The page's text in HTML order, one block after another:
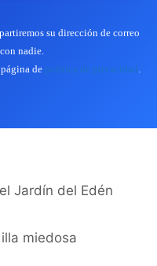
su dirección de correo
nadie.
de política de privacidad
Jardín del Edén
miedosa